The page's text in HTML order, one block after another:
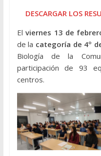
DESCARGAR LOS
Elviernes 13 de
de la categoría de 4º
Biología de la
participación de 93
centros.